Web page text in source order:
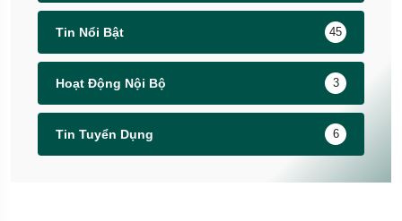
Tin Nổi Bật 45
Hoạt Động Nội Bộ 3
Tin Tuyển Dụng 6